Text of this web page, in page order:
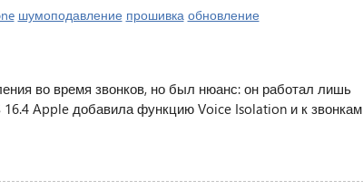
шумоподавление прошивка обновление
во время звонков, но был нюанс: он работал лишь
16.4 Apple добавила функцию Voice Isolation и к звонкам